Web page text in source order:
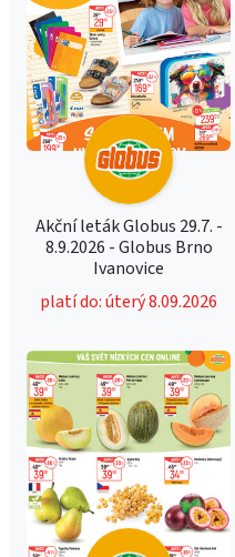
Akční leták Globus 29.7. -
8.9.2026 - Globus Brno
Ivanovice
platí do: úterý 8.09.2026